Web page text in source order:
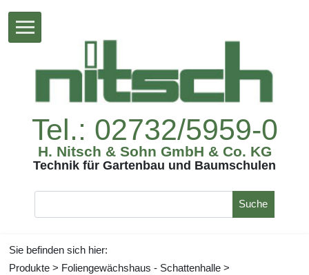
Tel.:02732/5959-0
H.Nitsch&SohnGmbH&Co.KG
TechnikfürGartenbauundBaumschulen
Suche
Siebefindensichhier:
Produkte > Foliengewächshaus-Schattenhalle >